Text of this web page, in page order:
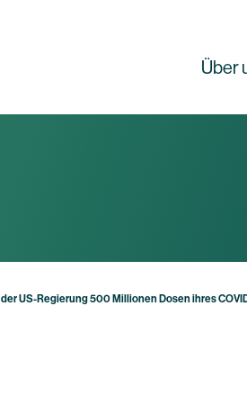
Über
US-Regierung 500 Millionen Dosen ihres